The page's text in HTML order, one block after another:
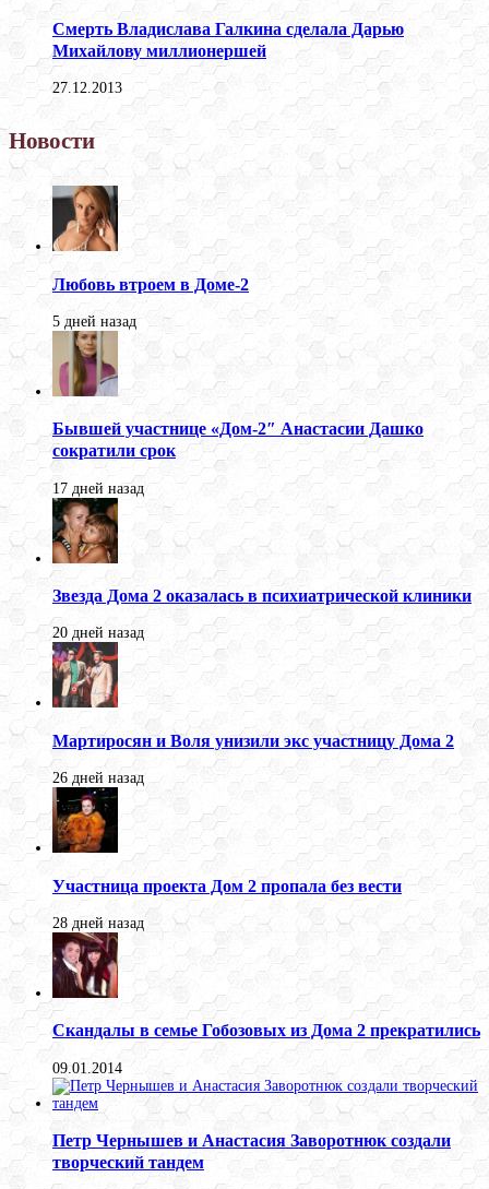
Смерть Владислава Галкина сделала Дарью
Михайлову миллионершей
27.12.2013
Новости
Любовь втроем в Доме-2
5 дней назад
Бывшей участнице «Дом-2″ Анастасии Дашко
сократили срок
17 дней назад
Звезда Дома 2 оказалась в психиатрической клиники
20 дней назад
Мартиросян и Воля унизили экс участницу Дома 2
26 дней назад
Участница проекта Дом 2 пропала без вести
28 дней назад
Скандалы в семье Гобозовых из Дома 2 прекратились
09.01.2014
Петр Чернышев и Анастасия Заворотнюк создали
творческий тандем